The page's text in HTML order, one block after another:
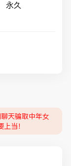
永久
天骗取中年女
当！